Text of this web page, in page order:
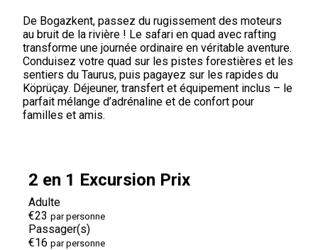
De Bogazkent, passez du rugissement des moteurs
au bruit de la rivière ! Le safari en quad avec rafting
transforme une journée ordinaire en véritable aventure.
Conduisez votre quad sur les pistes forestières et les
sentiers du Taurus, puis pagayez sur les rapides du
Köprüçay. Déjeuner, transfert et équipement inclus – le
parfait mélange d’adrénaline et de confort pour
familles et amis.
2 en 1 Excursion Prix
Adulte
€23 par personne
Passager(s)
€16 par personne